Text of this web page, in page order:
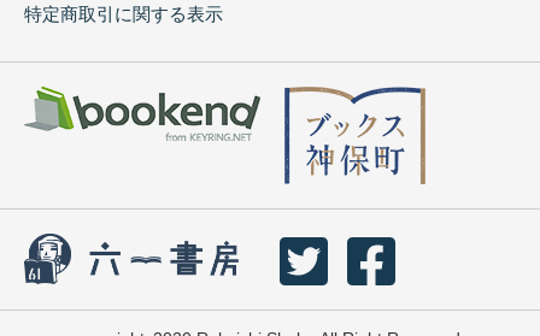
特定商取引に関する表示